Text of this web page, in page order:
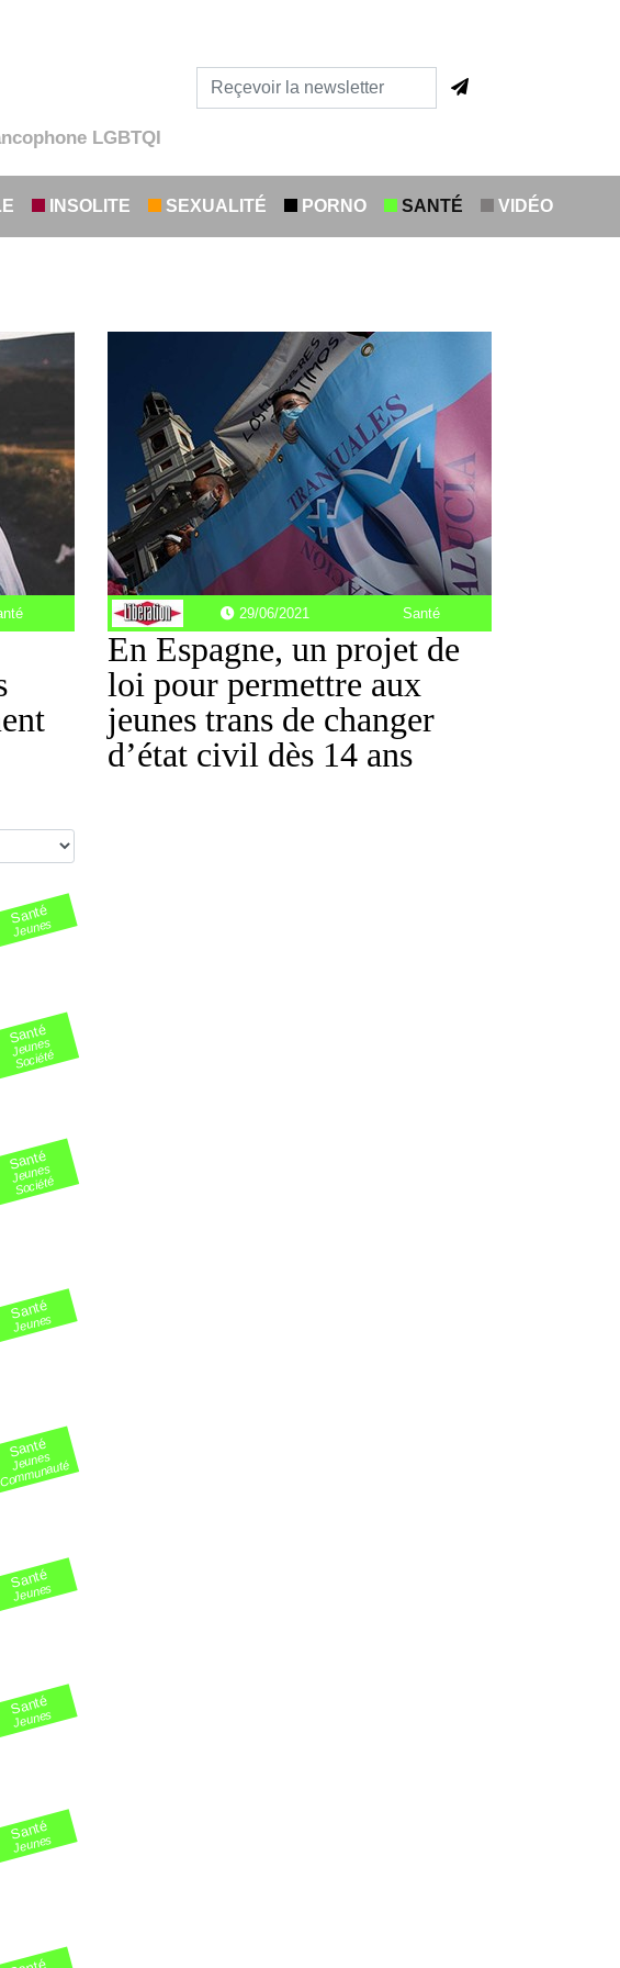
LGBTQI
INSOLITE SEXUALITÉ PORNO SANTÉ VIDÉO
29/06/2021 Santé
En Espagne, un projet de
loi pour permettre aux
jeunes trans de changer
d’état civil dès 14 ans
Santé
Jeunes
Santé
Jeunes
Société
Santé
Jeunes
Société
Santé
Jeunes
Santé
Jeunes
Communauté
Santé
Jeunes
Santé
Jeunes
Santé
Jeunes